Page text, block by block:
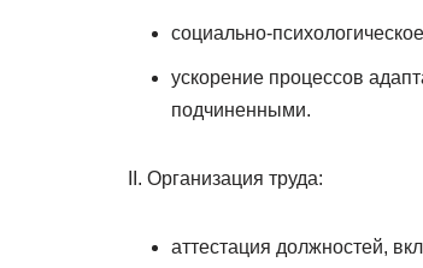
социально-
ускорение процессов
подчиненными.
Организация труда:
аттестация должностей,